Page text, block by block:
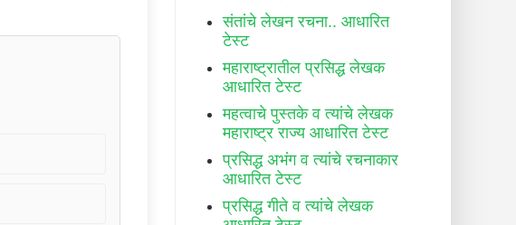
संतांचे लेखन रचना.. आधारित
टेस्ट
महाराष्ट्रातील प्रसिद्ध लेखक
आधारित टेस्ट
महत्वाचे पुस्तके व त्यांचे लेखक
महाराष्ट्र राज्य आधारित टेस्ट
प्रसिद्ध अभंग व त्यांचे रचनाकार
आधारित टेस्ट
प्रसिद्ध गीते व त्यांचे लेखक